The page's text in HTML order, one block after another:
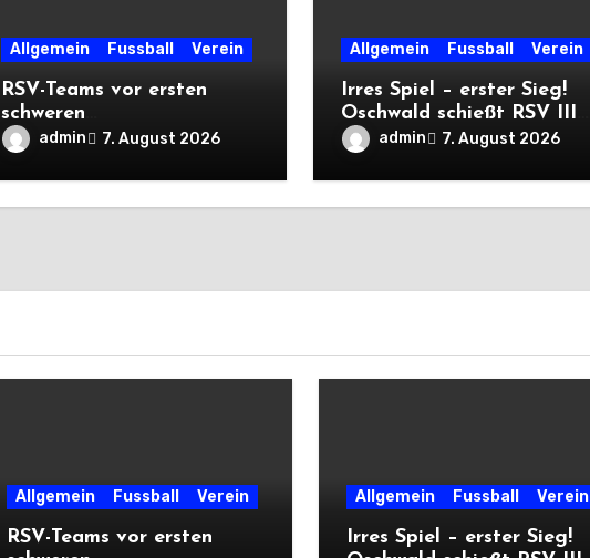
Allgemein Fussball Verein
RSV-Teams vor ersten
schweren
Auswärtsprüfungen der
Saison
admin 7. August 2026
Allgemein Fussball Verein
Irres Spiel – erster Sieg!
Oschwald schießt RSV III
mit Viererpack zu
Premiere
admin 7. August 2026
Allgemein Fussball Verein
RSV-Teams vor ersten
Allgemein Fussball Verein
Irres Spiel – erster Sieg!